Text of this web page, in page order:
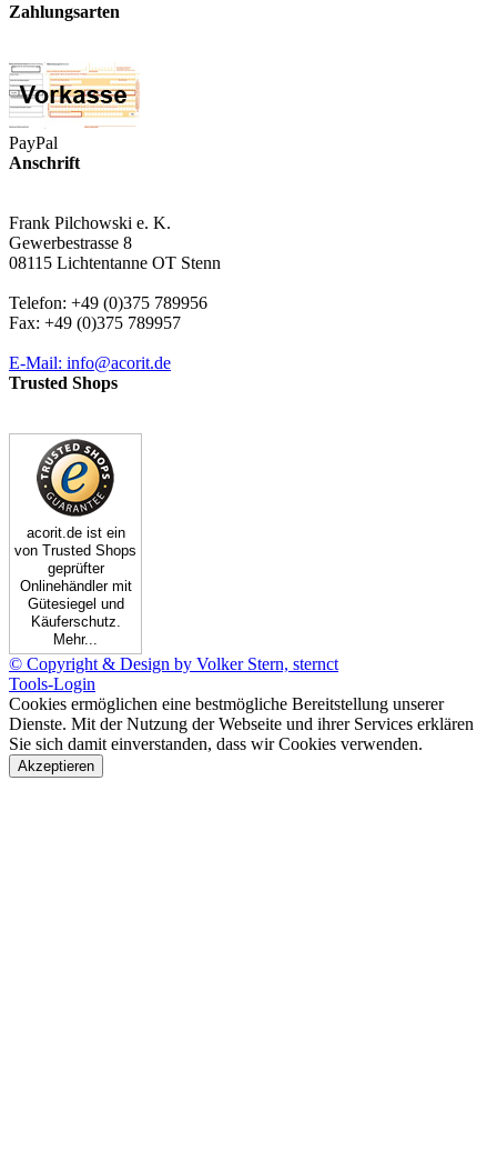
Zahlungsarten
PayPal
Anschrift
Frank Pilchowski e. K.
Gewerbestrasse 8
08115 Lichtentanne OT Stenn
Telefon: +49 (0)375 789956
Fax: +49 (0)375 789957
E-Mail: info@acorit.de
Trusted Shops
acorit.de ist ein
von Trusted Shops
geprüfter
Onlinehändler mit
Gütesiegel und
Käuferschutz.
Mehr...
© Copyright & Design by Volker Stern, sternct
Tools-Login
Cookies ermöglichen eine bestmögliche Bereitstellung unserer
Dienste. Mit der Nutzung der Webseite und ihrer Services erklären
Sie sich damit einverstanden, dass wir Cookies verwenden.